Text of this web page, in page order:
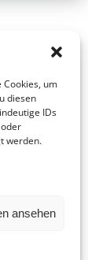
um
diesen
IDs
werden.
ansehen